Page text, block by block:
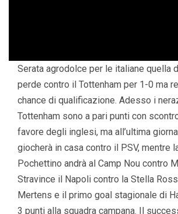
Serata agrodolce per le italiane quella
perde contro il Tottenham per 1-0 ma
chance di qualificazione. Adesso i
Tottenham sono a pari punti con
favore degli inglesi, ma all’ultima
giocherà in casa contro il PSV, mentre
Pochettino andrà al Camp Nou contro
Stravince il Napoli contro la Stella
Mertens e il primo goal stagionale di
3 punti alla squadra campana. Il